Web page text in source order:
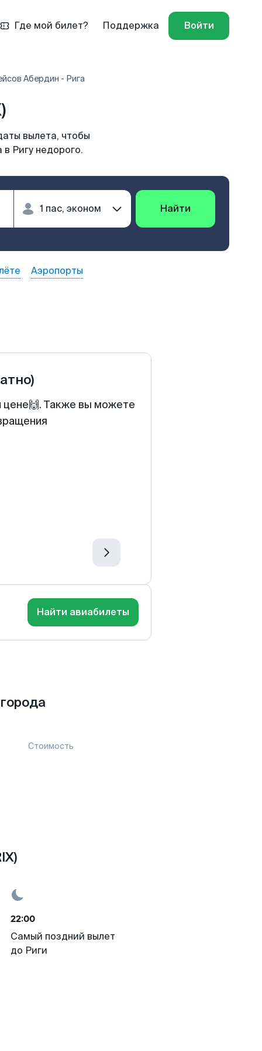
Где мой билет? Поддержка Войти
Абердин - Рига
вылета, чтобы
Ригу недорого.
Найти
Аэропорты
цене🙌. Также вы можете
Найти авиабилеты
Стоимость
22:00
Самый поздний вылет
до Риги